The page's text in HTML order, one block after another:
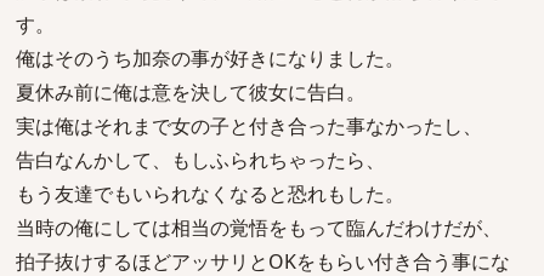
す。
俺はそのうち加奈の事が好きになりました。
夏休み前に俺は意を決して彼女に告白。
実は俺はそれまで女の子と付き合った事なかったし、
告白なんかして、もしふられちゃったら、
もう友達でもいられなくなると恐れもした。
当時の俺にしては相当の覚悟をもって臨んだわけだが、
拍子抜けするほどアッサリとOKをもらい付き合う事にな